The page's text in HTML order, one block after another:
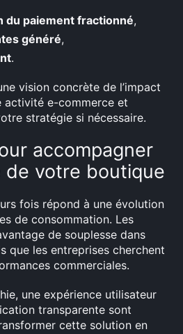
du paiement fractionné,
généré,
.
vision concrète de l’impact
e-commerce et
stratégie si nécessaire.
accompagner
de votre boutique
fois répond à une évolution
de consommation. Les
de souplesse dans
que les entreprises cherchent
commerciales.
une expérience utilisateur
transparente sont
cette solution en